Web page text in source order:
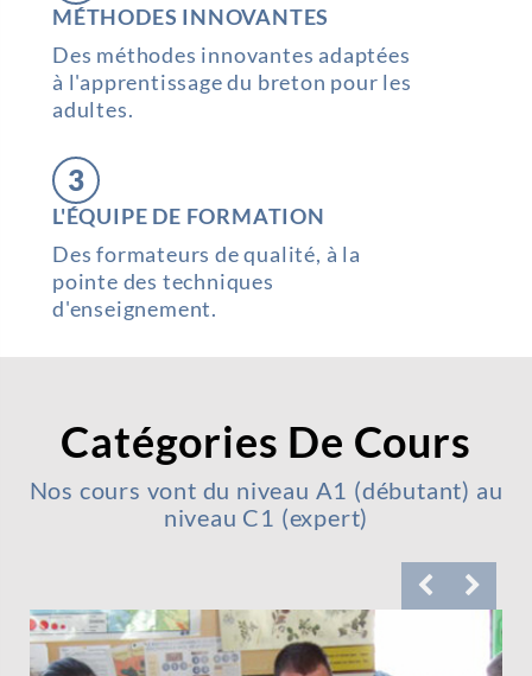
MÉTHODES INNOVANTES
Des méthodes innovantes adaptées
à l'apprentissage du breton pour les
adultes.
3
L'ÉQUIPE DE FORMATION
Des formateurs de qualité, à la
pointe des techniques
d'enseignement.
Catégories De Cours
Nos cours vont du niveau A1 (débutant) au
niveau C1 (expert)